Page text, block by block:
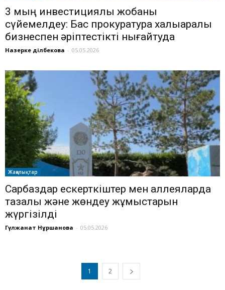
3 мың инвестициялық жобаны
сүйемелдеу: Бас прокуратура халықаралық
бизнеспен әріптестікті нығайтуда
Назерке Әділбекова - 05.05.2026
Жаңалықтар
Сарбаздар ескерткіштер мен аллеяларда
тазалық және жөндеу жұмыстарын
жүргізілді
Гүлжанат Нұршанова - 05.05.2026
1 2